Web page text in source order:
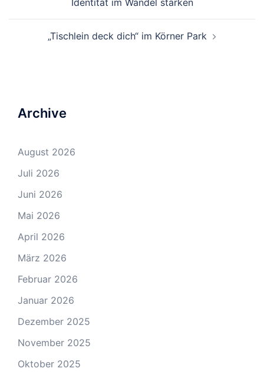
Identität im Wandel stärken
„Tischlein deck dich“ im Körner Park
Archive
August 2026
Juli 2026
Juni 2026
Mai 2026
April 2026
März 2026
Februar 2026
Januar 2026
Dezember 2025
November 2025
Oktober 2025